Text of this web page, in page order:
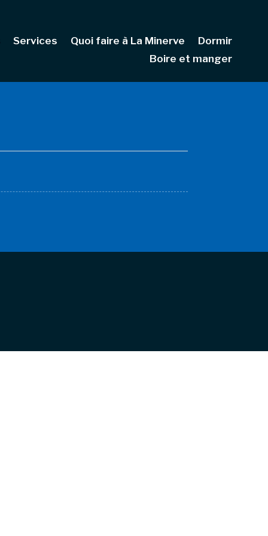
Services Quoi faire à La Minerve
Dormir
Boire et manger